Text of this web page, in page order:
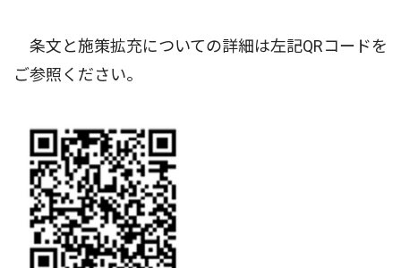
条文と施策拡充についての詳細は左記QRコードを
ご参照ください。